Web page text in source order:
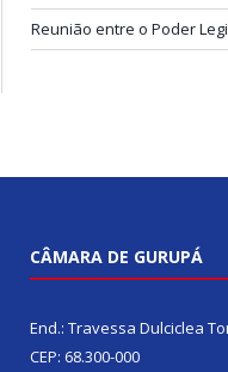
Reunião entre o Poder
CÂMARA DE GURUPÁ
End.: Travessa Dulciclea
CEP: 68.300-000